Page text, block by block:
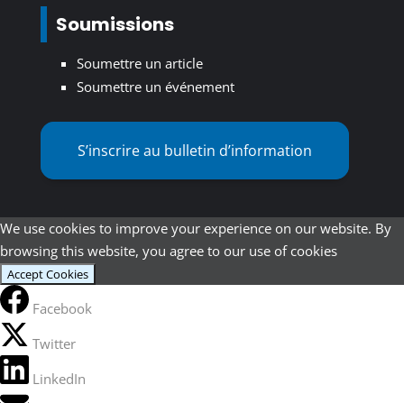
Soumissions
Soumettre un article
Soumettre un événement
S’inscrire au bulletin d’information
We use cookies to improve your experience on our website. By
browsing this website, you agree to our use of cookies
Accept Cookies
Facebook
Twitter
LinkedIn